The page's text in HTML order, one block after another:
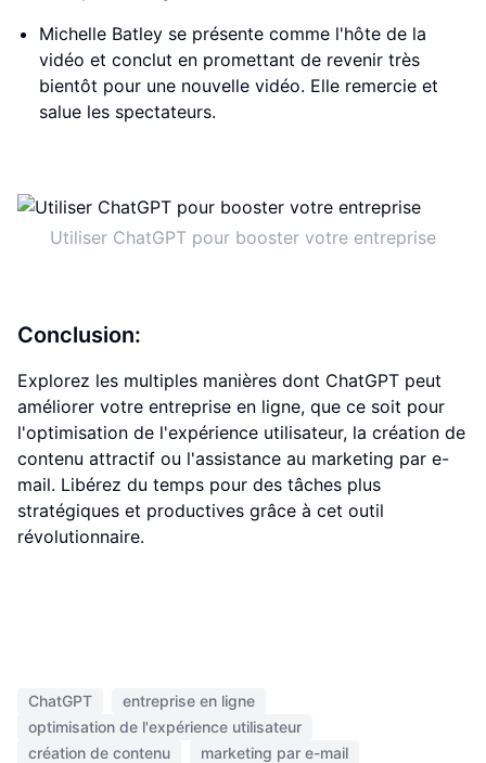
Michelle Batley se présente comme l'hôte de la
vidéo et conclut en promettant de revenir très
bientôt pour une nouvelle vidéo. Elle remercie et
salue les spectateurs.
Utiliser ChatGPT pour booster votre entreprise
Conclusion:
Explorez les multiples manières dont ChatGPT peut
améliorer votre entreprise en ligne, que ce soit pour
l'optimisation de l'expérience utilisateur, la création de
contenu attractif ou l'assistance au marketing par e-
mail. Libérez du temps pour des tâches plus
stratégiques et productives grâce à cet outil
révolutionnaire.
ChatGPT
entreprise en ligne
optimisation de l'expérience utilisateur
création de contenu
marketing par e-mail